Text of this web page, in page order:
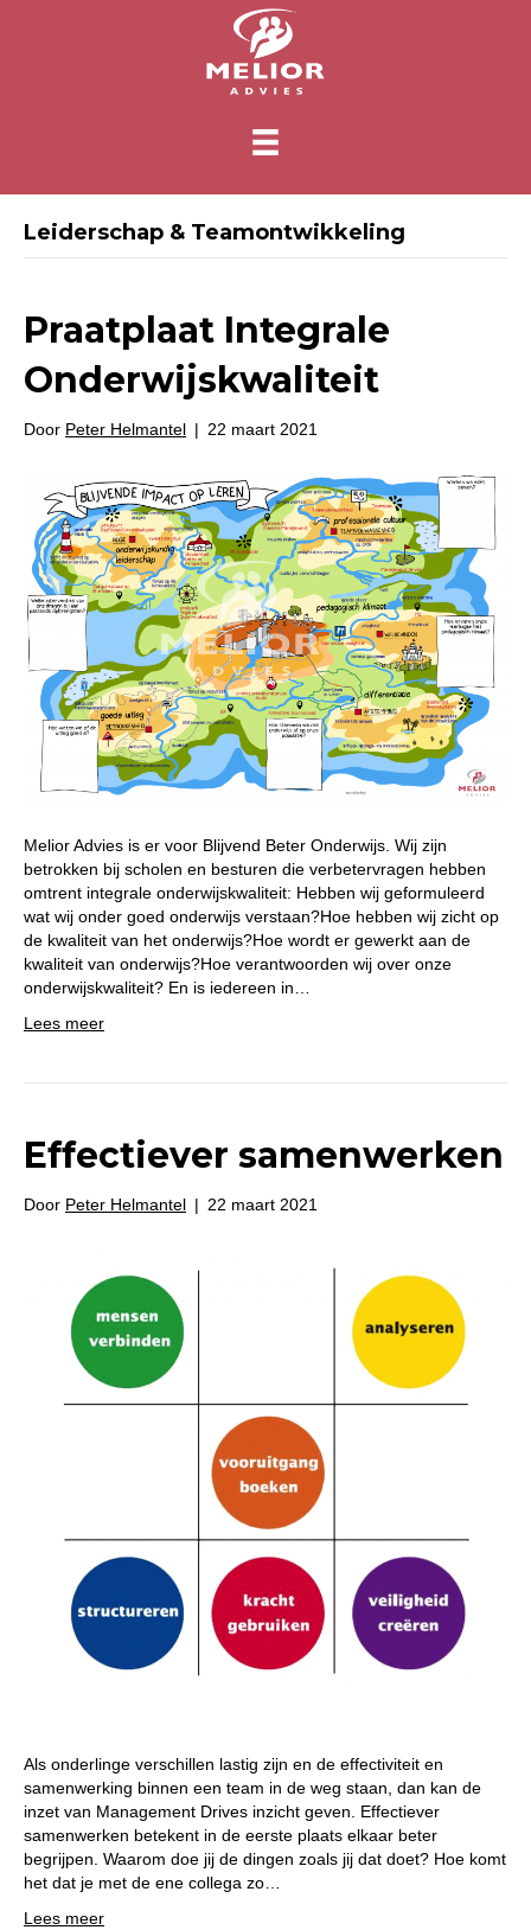
Leiderschap & Teamontwikkeling
Praatplaat Integrale
Onderwijskwaliteit
Door Peter Helmantel | 22 maart 2021
Melior Advies is er voor Blijvend Beter Onderwijs. Wij zijn
betrokken bij scholen en besturen die verbetervragen hebben
omtrent integrale onderwijskwaliteit: Hebben wij geformuleerd
wat wij onder goed onderwijs verstaan?Hoe hebben wij zicht op
de kwaliteit van het onderwijs?Hoe wordt er gewerkt aan de
kwaliteit van onderwijs?Hoe verantwoorden wij over onze
onderwijskwaliteit? En is iedereen in…
Lees meer
Effectiever samenwerken
Door Peter Helmantel | 22 maart 2021
Als onderlinge verschillen lastig zijn en de effectiviteit en
samenwerking binnen een team in de weg staan, dan kan de
inzet van Management Drives inzicht geven. Effectiever
samenwerken betekent in de eerste plaats elkaar beter
begrijpen. Waarom doe jij de dingen zoals jij dat doet? Hoe komt
het dat je met de ene collega zo…
Lees meer